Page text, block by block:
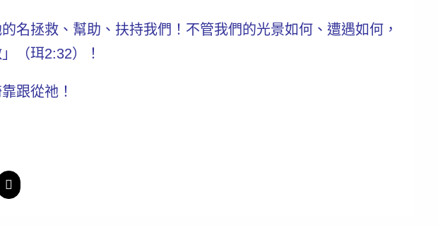
名拯救、幫助、扶持我們！ 不管我們的光景如何、遭遇如何，
（珥2:32）！
跟從祂！